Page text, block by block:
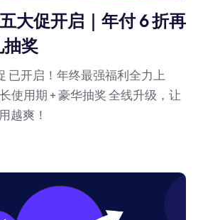
大促开启｜年付 6 折再
奖
已开启！年终最强福利全力上
使用期 + 豪华抽奖 全线升级，让
越爽！